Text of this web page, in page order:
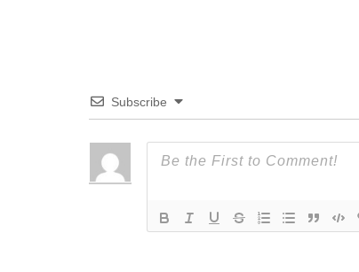
Subscribe